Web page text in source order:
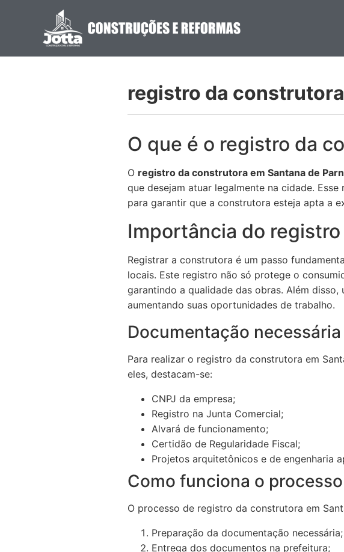
registro da
O que é o registro da
O registro da construtora em Santana de
que desejam atuar legalmente na cidade.
para garantir que a construtora esteja apta a
Importância do
Registrar a construtora é um passo
locais. Este registro não só protege o
garantindo a qualidade das obras. Além
aumentando suas oportunidades de trabalho.
Documentação
Para realizar o registro da construtora em
eles, destacam-se:
CNPJ da empresa;
Registro na Junta Comercial;
Alvará de funcionamento;
Certidão de Regularidade Fiscal;
Projetos arquitetônicos e de engenharia
Como funciona o
O processo de registro da construtora em
Preparação da documentação necessária;
Entrega dos documentos na prefeitura;